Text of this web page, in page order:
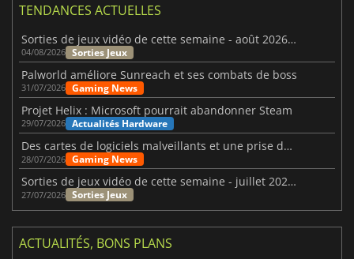
TENDANCES ACTUELLES
Sorties de jeux vidéo de cette semaine - août 2026 (semaine 32)
04/08/2026 Sorties Jeux
Palworld améliore Sunreach et ses combats de boss
31/07/2026 Gaming News
Projet Helix : Microsoft pourrait abandonner Steam
29/07/2026 Actualités Hardware
Des cartes de logiciels malveillants et une prise de contrôle de Discord ont touché Meccha Chameleon
28/07/2026 Gaming News
Sorties de jeux vidéo de cette semaine - juillet 2026 (semaine 31)
27/07/2026 Sorties Jeux
ACTUALITÉS, BONS PLANS